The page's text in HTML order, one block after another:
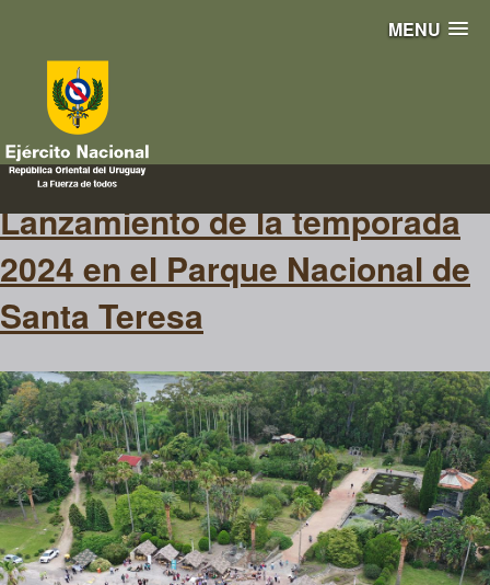
MENU
réplica
Lanzamiento de la temporada
2024 en el Parque Nacional de
Santa Teresa